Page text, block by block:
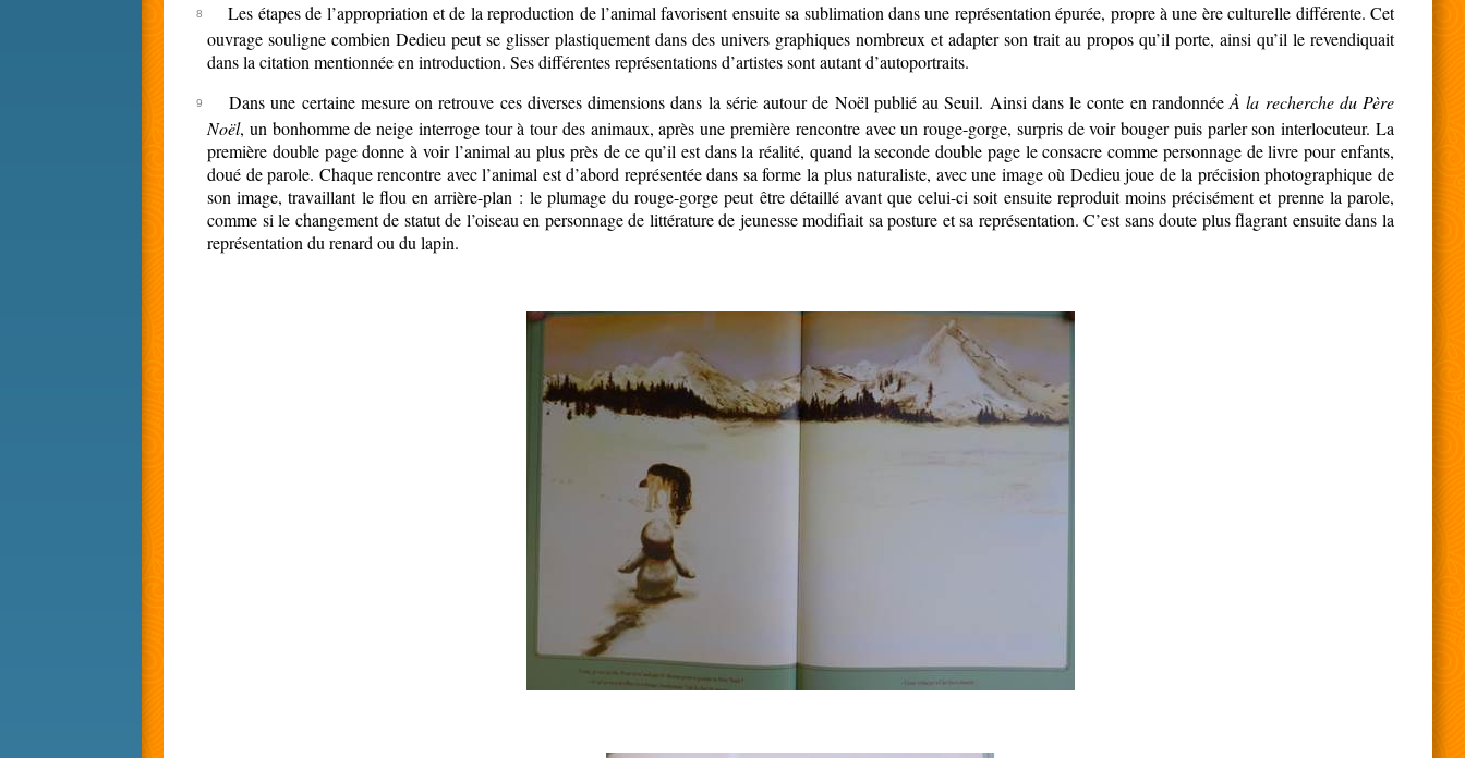
Les étapes de l’appropriation et de la reproduction de l’animal favorisent ensuite sa sublimation dans une représentation épurée, propre à une ère culturelle différente. Cet
ouvrage souligne combien Dedieu peut se glisser plastiquement dans des univers graphiques nombreux et adapter son trait au propos qu’il porte, ainsi qu’il le revendiquait
dans la citation mentionnée en introduction. Ses différentes représentations d’artistes sont autant d’autoportraits.
Dans une certaine mesure on retrouve ces diverses dimensions dans la série autour de Noël publié au Seuil. Ainsi dans le conte en randonnéeÀ la recherche du Père
Noël, un bonhomme de neige interroge tour à tour des animaux, après une première rencontre avec un rouge-gorge, surpris de voir bouger puis parler son interlocuteur. La
première double page donne à voir l’animal au plus près de ce qu’il est dans la réalité, quand la seconde double page le consacre comme personnage de livre pour enfants,
doué de parole. Chaque rencontre avec l’animal est d’abord représentée dans sa forme la plus naturaliste, avec une image où Dedieu joue de la précision photographique de
son image, travaillant le flou en arrière-plan : le plumage du rouge-gorge peut être détaillé avant que celui-ci soit ensuite reproduit moins précisément et prenne la parole,
comme si le changement de statut de l’oiseau en personnage de littérature de jeunesse modifiait sa posture et sa représentation. C’est sans doute plus flagrant ensuite dans la
représentation du renard ou du lapin.